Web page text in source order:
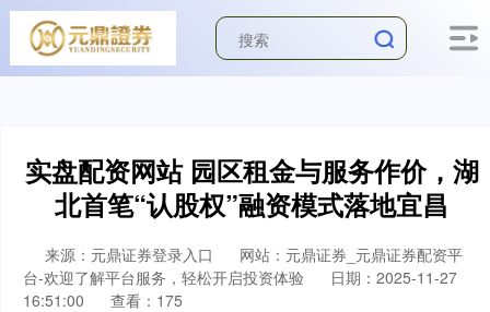
实盘配资网站 园区租金与服务作价，湖
北首笔“认股权”融资模式落地宜昌
来源：元鼎证券登录入口
网站：元鼎证券_元鼎证券配资平
台-欢迎了解平台服务，轻松开启投资体验
日期：2025-11-27
16:51:00
查看：175